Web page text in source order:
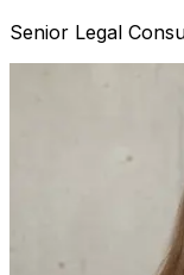
Senior Legal